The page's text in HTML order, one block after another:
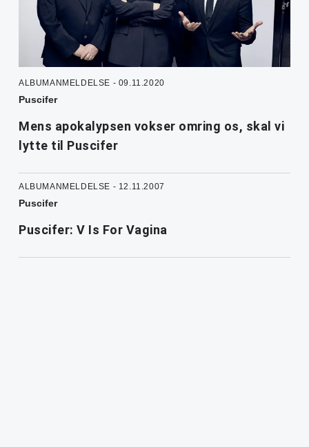
ALBUMANMELDELSE - 09.11.2020
Puscifer
Mens apokalypsen vokser omring os, skal vi
lytte til Puscifer
ALBUMANMELDELSE - 12.11.2007
Puscifer
Puscifer: V Is For Vagina